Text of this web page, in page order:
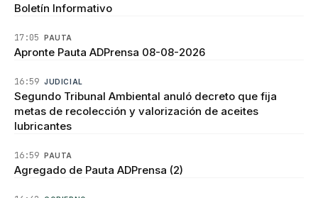
Boletín Informativo
17:05 PAUTA
Apronte Pauta ADPrensa 08-08-2026
16:59 JUDICIAL
Segundo Tribunal Ambiental anuló decreto que fija
metas de recolección y valorización de aceites
lubricantes
16:59 PAUTA
Agregado de Pauta ADPrensa (2)